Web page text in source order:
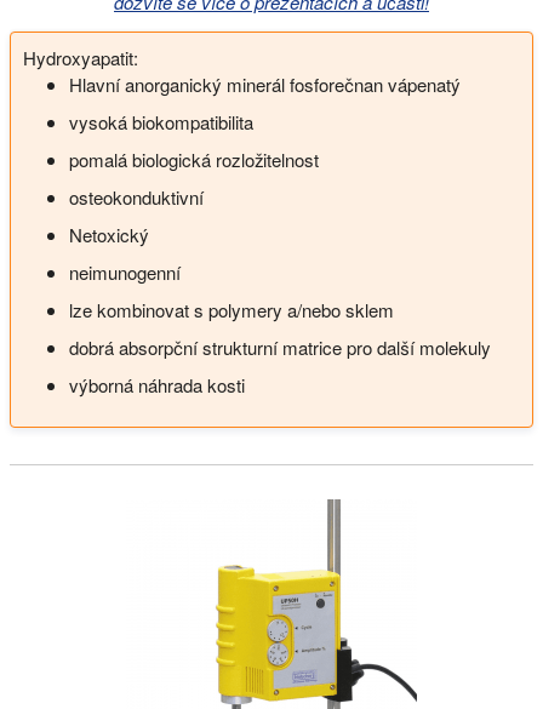
Hydroxyapatit:
Hlavní anorganický minerál fosforečnan vápenatý
vysoká biokompatibilita
pomalá biologická rozložitelnost
osteokonduktivní
Netoxický
neimunogenní
lze kombinovat s polymery a/nebo sklem
dobrá absorpční strukturní matrice pro další molekuly
výborná náhrada kosti